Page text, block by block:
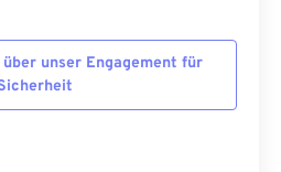
unser Engagement für